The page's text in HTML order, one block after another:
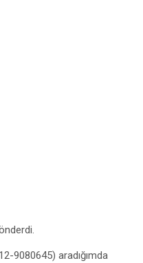
9080645) aradığımda